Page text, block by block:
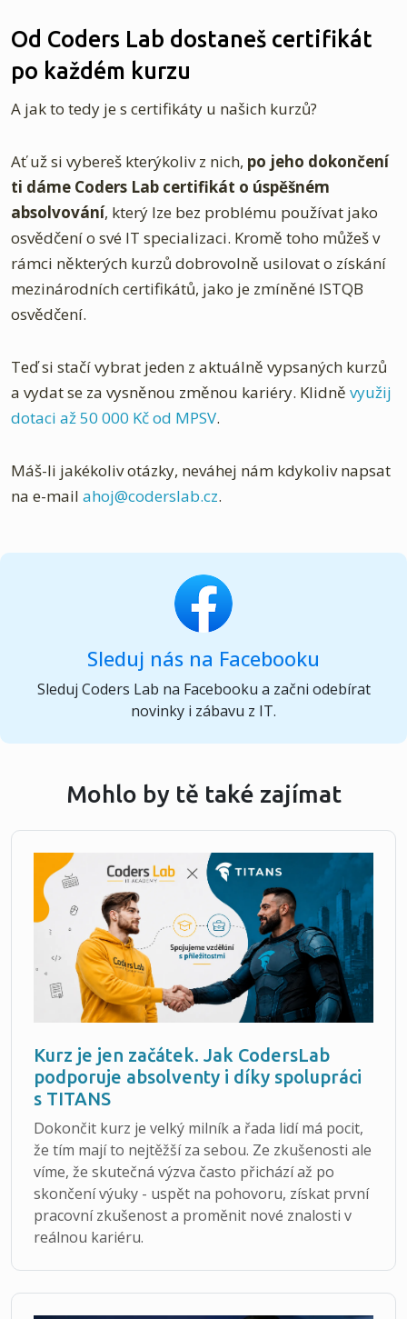
Od Coders Lab dostaneš certifikát
po každém kurzu
A jak to tedy je s certifikáty u našich kurzů?
Ať už si vybereš kterýkoliv z nich, po jeho dokončení
ti dáme Coders Lab certifikát o úspěšném
absolvování, který lze bez problému používat jako
osvědčení o své IT specializaci. Kromě toho můžeš v
rámci některých kurzů dobrovolně usilovat o získání
mezinárodních certifikátů, jako je zmíněné ISTQB
osvědčení.
Teď si stačí vybrat jeden z aktuálně vypsaných kurzů
a vydat se za vysněnou změnou kariéry. Klidně využij
dotaci až 50 000 Kč od MPSV.
Máš-li jakékoliv otázky, neváhej nám kdykoliv napsat
na e-mail ahoj@coderslab.cz.
Sleduj nás na Facebooku
Sleduj Coders Lab na Facebooku a začni odebírat
novinky i zábavu z IT.
Mohlo by tě také zajímat
Kurz je jen začátek. Jak CodersLab
podporuje absolventy i díky spolupráci
s TITANS
Dokončit kurz je velký milník a řada lidí má pocit,
že tím mají to nejtěžší za sebou. Ze zkušenosti ale
víme, že skutečná výzva často přichází až po
skončení výuky - uspět na pohovoru, získat první
pracovní zkušenost a proměnit nové znalosti v
reálnou kariéru.